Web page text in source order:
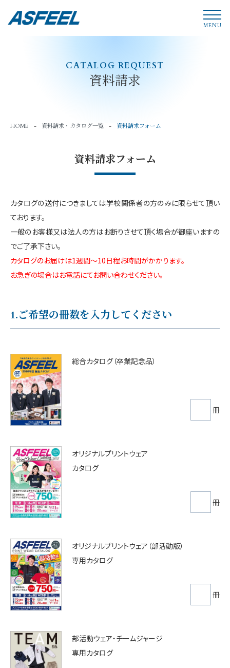
MENU
CATALOG REQUEST
資料請求
HOME 資料請求・カタログ一覧 資料請求フォーム
資料請求フォーム
カタログの送付につきましては学校関係者の方のみに限らせて頂い
ております。
一般のお客様又は法人の方はお断りさせて頂く場合が御座いますの
でご了承下さい。
カタログのお届けは1週間〜10日程お時間がかかります。
お急ぎの場合はお電話にてお問い合わせください。
1.ご希望の冊数を入力してください
総合カタログ（卒業記念品）
冊
オリジナルプリントウェア
カタログ
冊
オリジナルプリントウェア（部活動版）
専用カタログ
冊
部活動ウェア・チームジャージ
専用カタログ